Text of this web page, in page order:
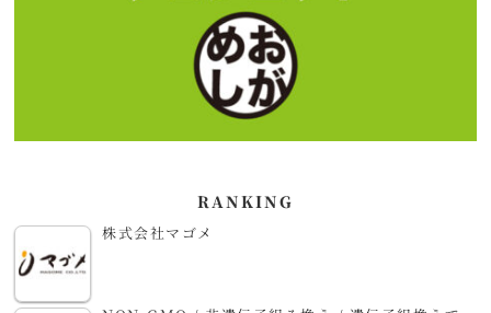
RANKING
株式会社マゴメ